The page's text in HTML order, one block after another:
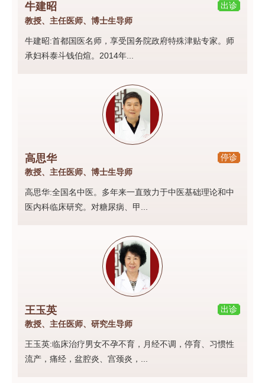
出诊
牛建昭
教授、主任医师、博士生导师
牛建昭:首都国医名师，享受国务院政府特殊津贴专家。师
承妇科泰斗钱伯煊。2014年...
停诊
高思华
教授、主任医师、博士生导师
高思华:全国名中医。多年来一直致力于中医基础理论和中
医内科临床研究。对糖尿病、甲...
出诊
王玉英
教授、主任医师、研究生导师
王玉英:临床治疗男女不孕不育，月经不调，停育、习惯性
流产，痛经，盆腔炎、宫颈炎，...